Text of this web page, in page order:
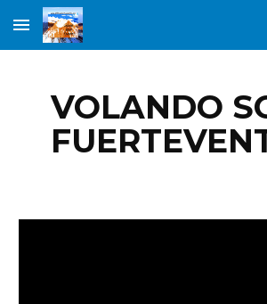
Skip to main content
VOLANDO